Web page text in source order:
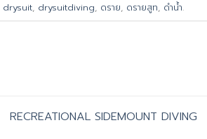
drysuit, drysuitdiving, ดราย, ดรายสูท, ดำน้ำ.
RECREATIONAL SIDEMOUNT DIVING